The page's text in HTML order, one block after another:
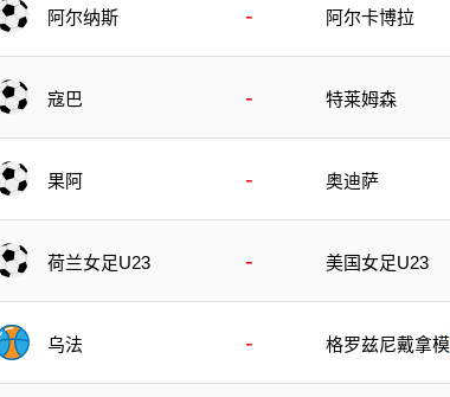
阿尔纳斯 - 阿尔卡博拉
寇巴 - 特莱姆森
果阿 - 奥迪萨
荷兰女足U23 - 美国女足U23
乌法 - 格罗兹尼戴拿模